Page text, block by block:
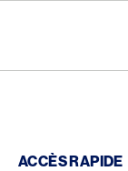
Footer
Footer
ACCÈS RAPIDE